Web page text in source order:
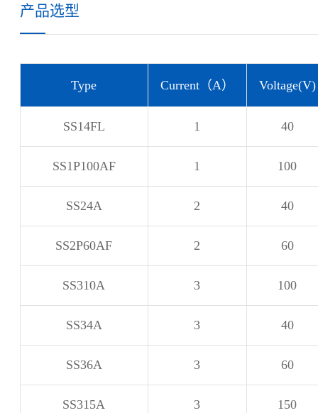
产品选型
Type Current（A） Voltage(V)
SS14FL 1 40
SS1P100AF 1 100
SS24A 2 40
SS2P60AF 2 60
SS310A 3 100
SS34A 3 40
SS36A 3 60
SS315A 3 150